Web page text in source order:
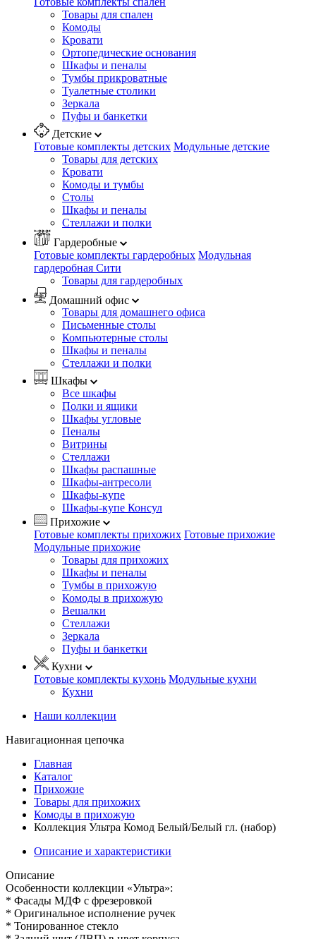
Товары для спален
Комоды
Кровати
Ортопедические основания
Шкафы и пеналы
Тумбы прикроватные
Туалетные столики
Зеркала
Пуфы и банкетки
Детские
Готовые комплекты детских Модульные детские
Товары для детских
Кровати
Комоды и тумбы
Столы
Шкафы и пеналы
Стеллажи и полки
Гардеробные
Готовые комплекты гардеробных Модульная
гардеробная Сити
Товары для гардеробных
Домашний офис
Товары для домашнего офиса
Письменные столы
Компьютерные столы
Шкафы и пеналы
Стеллажи и полки
Шкафы
Все шкафы
Полки и ящики
Шкафы угловые
Пеналы
Витрины
Стеллажи
Шкафы распашные
Шкафы-антресоли
Шкафы-купе
Шкафы-купе Консул
Прихожие
Готовые комплекты прихожих Готовые прихожие
Модульные прихожие
Товары для прихожих
Шкафы и пеналы
Тумбы в прихожую
Комоды в прихожую
Вешалки
Стеллажи
Зеркала
Пуфы и банкетки
Кухни
Готовые комплекты кухонь Модульные кухни
Кухни
Наши коллекции
Навигационная цепочка
Главная
Каталог
Прихожие
Товары для прихожих
Комоды в прихожую
Коллекция Ультра Комод Белый/Белый гл. (набор)
Описание и характеристики
Описание
Особенности коллекции «Ультра»:
* Фасады МДФ с фрезеровкой
* Оригинальное исполнение ручек
* Тонированное стекло